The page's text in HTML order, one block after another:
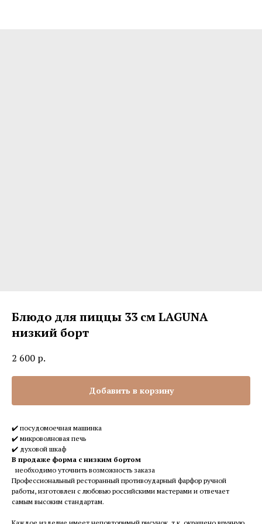
Блюдо для пиццы 33 см LAGUNA
низкий борт
2 600 р.
Добавить в корзину
✔️ посудомоечная машинка
✔️ микроволновая печь
✔️ духовой шкаф
В продаже форма с низким бортом
необходимо уточнить возможность заказа
Профессиональный ресторанный противоударный фарфор ручной
работы, изготовлен с любовью российскими мастерами и отвечает
самым высоким стандартам.
Каждое изделие имеет неповторимый рисунок, т.к. окрашено вручную.